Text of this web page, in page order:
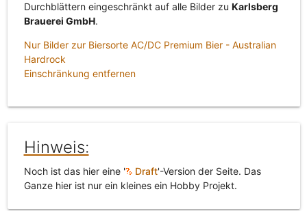
Durchblättern eingeschränkt auf alle Bilder zu Karlsberg
Brauerei GmbH.
Nur Bilder zur Biersorte AC/DC Premium Bier - Australian
Hardrock
Einschränkung entfernen
Hinweis:
Noch ist das hier eine ' Draft'-Version der Seite. Das
Ganze hier ist nur ein kleines ein Hobby Projekt.